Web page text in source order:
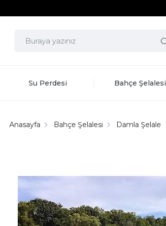
Su Perdesi Bahçe Şelalesi
Anasayfa Bahçe Şelalesi Damla Şelale